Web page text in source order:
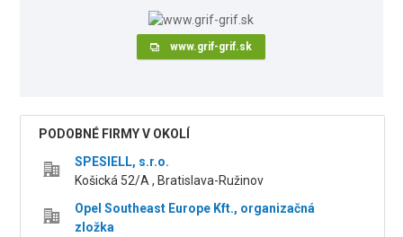
www.grif-grif.sk
PODOBNÉ FIRMY V OKOLÍ
SPESIELL, s.r.o.
Košická 52/A , Bratislava-Ružinov
Opel Southeast Europe Kft., organizačná
zložka